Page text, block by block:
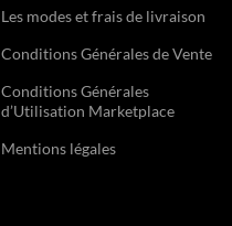
Les modes et frais de livraison
Conditions Générales de Vente
Conditions Générales
d’Utilisation Marketplace
Mentions légales